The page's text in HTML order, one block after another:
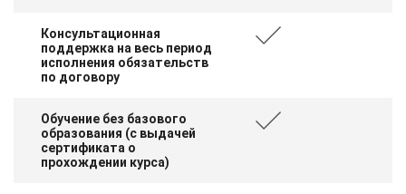
Консультационная
поддержка на весь период
исполнения обязательств
по договору
Обучение без базового
образования (с выдачей
сертификата о
прохождении курса)